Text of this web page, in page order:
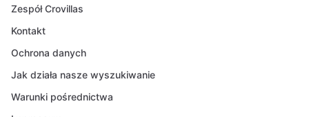
Zespół Crovillas
Kontakt
Ochrona danych
Jak działa nasze wyszukiwanie
Warunki pośrednictwa